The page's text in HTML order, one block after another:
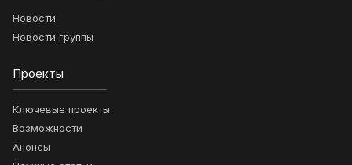
Новости
Новости группы
Проекты
Ключевые проекты
Возможности
Анонсы